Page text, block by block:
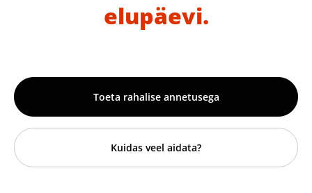
elupäevi.
Toeta rahalise annetusega
Kuidas veel aidata?